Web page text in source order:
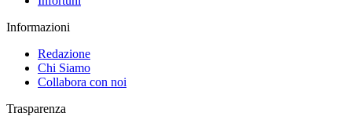
Informazioni
Redazione
Chi Siamo
Collabora con noi
Trasparenza